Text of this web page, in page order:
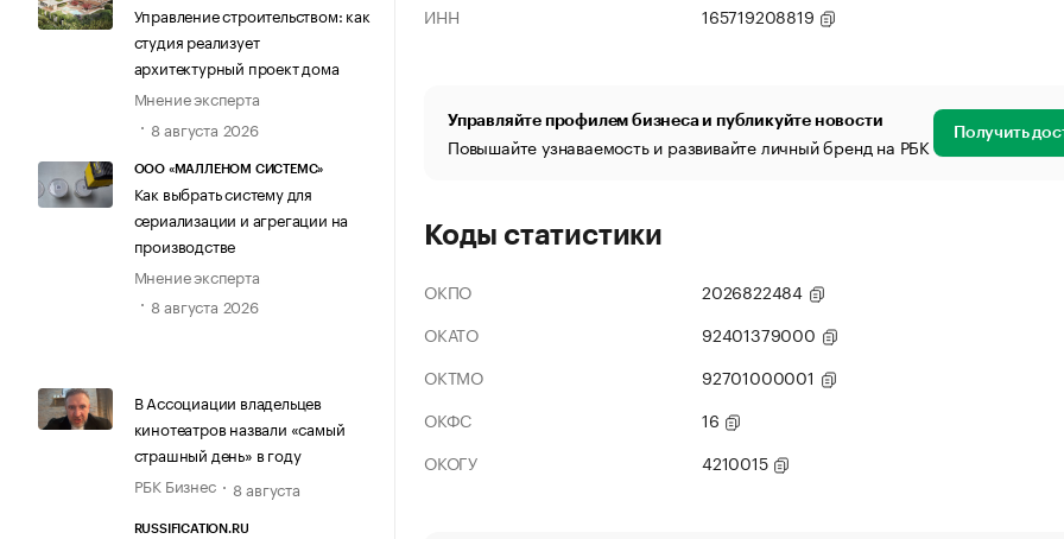
Управление строительством: как
студия реализует
архитектурный проект дома
Мнение эксперта
8 августа 2026
ООО «МАЛЛЕНОМ СИСТЕМС»
Как выбрать систему для
сериализации и агрегации на
производстве
Мнение эксперта
8 августа 2026
В Ассоциации владельцев
кинотеатров назвали «самый
страшный день» в году
РБК Бизнес
8 августа
RUSSIFICATION.RU
ИНН
165719208819
Управляйте профилем бизнеса и публикуйте новости
Повышайте узнаваемость и развивайте личный бренд на РБК Получить
Коды статистики
ОКПО
2026822484
ОКАТО
92401379000
ОКТМО
92701000001
ОКФС
16
ОКОГУ
4210015